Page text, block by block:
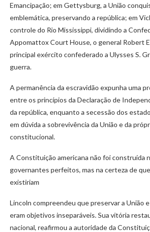
Emancipação; em Gettysburg, a União
emblemática, preservando a república; em
controle do Rio Mississippi, dividindo a
Appomattox Court House, o general Robert
principal exército confederado a Ulysses S.
guerra.
A permanência da escravidão expunha uma
entre os princípios da Declaração de
da república, enquanto a secessão dos
em dúvida a sobrevivência da União e da
constitucional.
A Constituição americana não foi construída
governantes perfeitos, mas na certeza de
existiriam
Lincoln compreendeu que preservar a União
eram objetivos inseparáveis. Sua vitória
nacional, reafirmou a autoridade da